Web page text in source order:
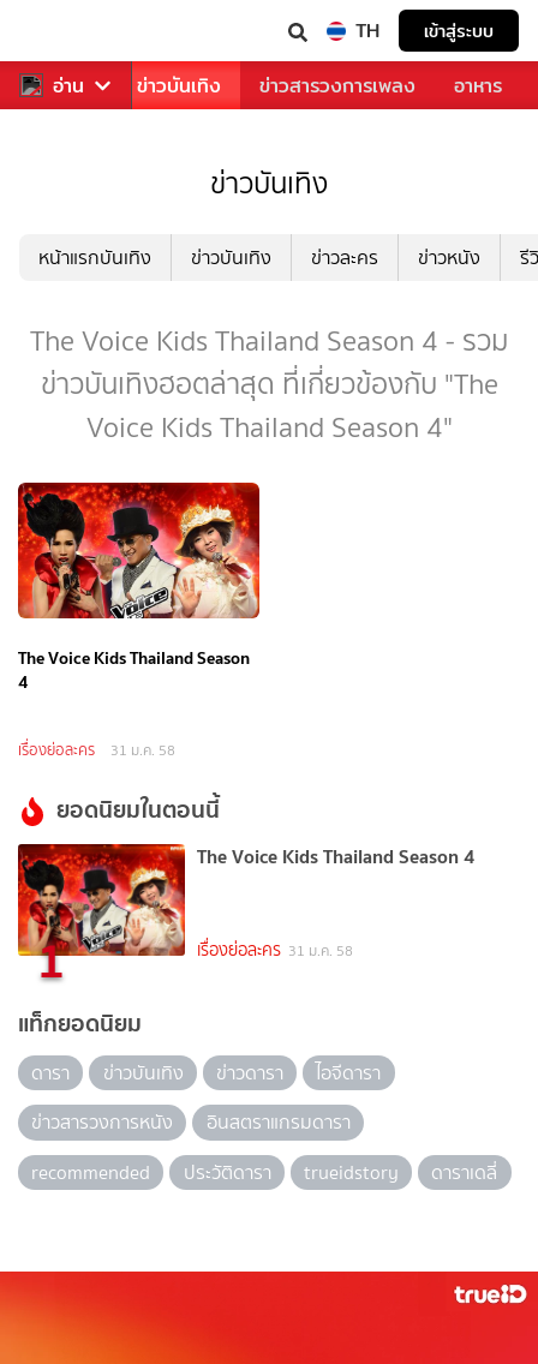
TH เข้าสู่ระบบ
อ่าน
ฬา ข่าว ข่าวบันเทิง ข่าวสารวงการเพลง อาหาร
ข่าวบันเทิง
หน้าแรกบันเทิง ข่าวบันเทิง ข่าวละคร ข่าวหนัง รี
The Voice Kids Thailand Season 4 - รวม
ข่าวบันเทิงฮอตล่าสุด ที่เกี่ยวข้องกับ "The
Voice Kids Thailand Season 4"
The Voice Kids Thailand Season
4
เรื่องย่อละคร 31 ม.ค. 58
ยอดนิยมในตอนนี้
1
The Voice Kids Thailand Season 4
เรื่องย่อละคร 31 ม.ค. 58
แท็กยอดนิยม
ดารา ข่าวบันเทิง ข่าวดารา
ไอจีดารา
ข่าวสารวงการหนัง
อินสตราแกรมดารา
recommended
ประวัติดารา trueidstory ดาราเดลี่